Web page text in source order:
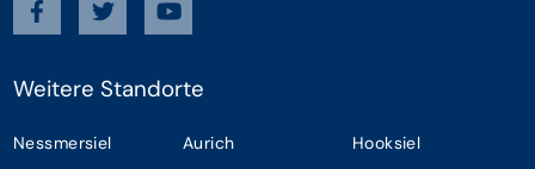
Weitere Standorte
Nessmersiel Aurich
Hooksiel